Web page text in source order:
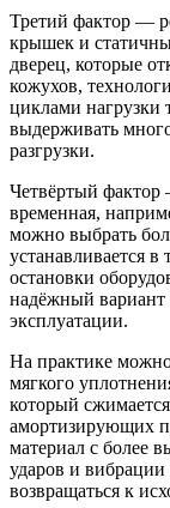
Третий фактор —
крышек и
дверец, которые
кожухов,
циклами нагрузки
выдерживать
разгрузки.
Четвёртый
временная,
можно выбрать
устанавливается в
остановки
надёжный
эксплуатации.
На практике
мягкого
который
амортизирующих
материал с более
ударов и вибрации
возвращаться к